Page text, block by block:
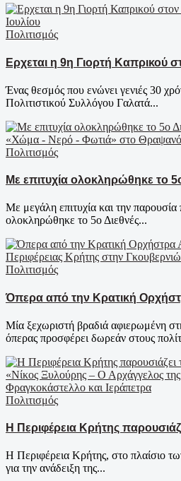
Πολιτισμός
Ερχεται η 9η Γιορτή Καπρικού
Ένας θεσμός που ενώνει γενιές 30
Πολιτιστικού Συλλόγου Γαλατά...
Πολιτισμός
Με επιτυχία ολοκληρώθηκε το
Με μεγάλη επιτυχία και την
ολοκληρώθηκε το 5ο Διεθνές...
Πολιτισμός
Όπερα από την Κρατική
Μία ξεχωριστή βραδιά αφιερωμένη
όπερας προσφέρει δωρεάν στους
Πολιτισμός
Η Περιφέρεια Κρήτης
Η Περιφέρεια Κρήτης, στο πλαίσιο
για την ανάδειξη της...